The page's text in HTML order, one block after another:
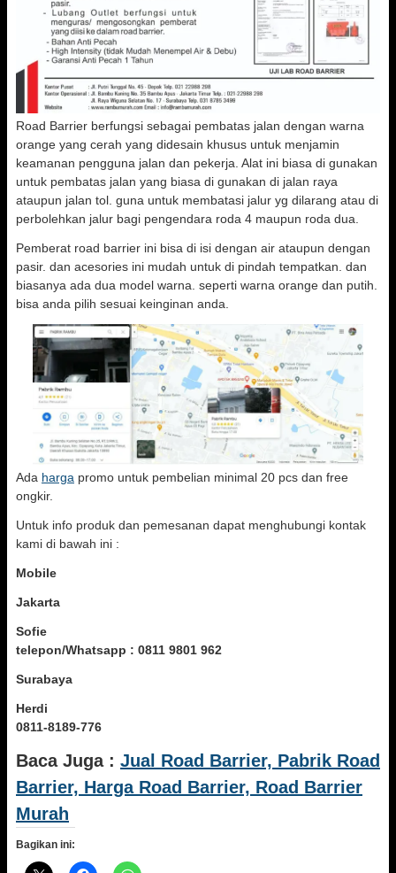
Road Barrier berfungsi sebagai pembatas jalan dengan warna
orange yang cerah yang didesain khusus untuk menjamin
keamanan pengguna jalan dan pekerja. Alat ini biasa di gunakan
untuk pembatas jalan yang biasa di gunakan di jalan raya
ataupun jalan tol. guna untuk membatasi jalur yg dilarang atau di
perbolehkan jalur bagi pengendara roda 4 maupun roda dua.
Pemberat road barrier ini bisa di isi dengan air ataupun dengan
pasir. dan acesories ini mudah untuk di pindah tempatkan. dan
biasanya ada dua model warna. seperti warna orange dan putih.
bisa anda pilih sesuai keinginan anda.
Ada harga promo untuk pembelian minimal 20 pcs dan free
ongkir.
Untuk info produk dan pemesanan dapat menghubungi kontak
kami di bawah ini :
Mobile
Jakarta
Sofie
telepon/Whatsapp : 0811 9801 962
Surabaya
Herdi
0811-8189-776
Baca Juga : Jual Road Barrier, Pabrik Road
Barrier, Harga Road Barrier, Road Barrier
Murah
Bagikan ini: